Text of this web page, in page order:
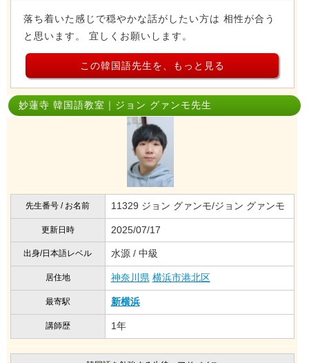
落ち着いた感じで穏やかな話がしたい方は 相性が合う
と思います。 宜しくお願いします。
この韓国語先生を、もっと見る
妙蓮寺 韓国語教室｜ジョン グァンモ先生
先生番号 / お名前 11329 ジョン グァンモ/ジョン グァンモ
更新日時 2025/07/17
出身/日本語レベル 水源 / 中級
居住地 神奈川県 横浜市港北区
最寄駅 新横浜
講師歴 1年